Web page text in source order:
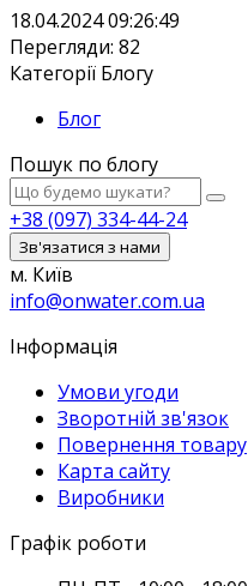
18.04.2024 09:26:49
Перегляди: 82
Категорії Блогу
Блог
Пошук по блогу
+38 (097) 334-44-24
Зв'язатися з нами
м. Київ
info@onwater.com.ua
Інформація
Умови угоди
Зворотній зв'язок
Повернення товару
Карта сайту
Виробники
Графік роботи